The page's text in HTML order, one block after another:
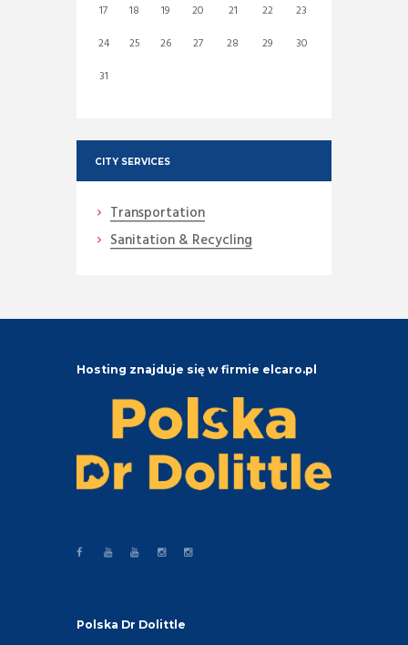
17
18 19 20 21 22
23
24
25 26 27 28 29
30
31
CITY SERVICES
Transportation
Sanitation & Recycling
Hosting znajduje się w firmie elcaro.pl
Polska Dr Dolittle